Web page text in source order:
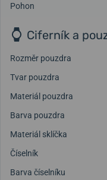
Pohon
Ciferník a
Rozměr pouzdra
Tvar pouzdra
Materiál pouzdra
Barva pouzdra
Materiál sklíčka
Číselník
Barva číselníku